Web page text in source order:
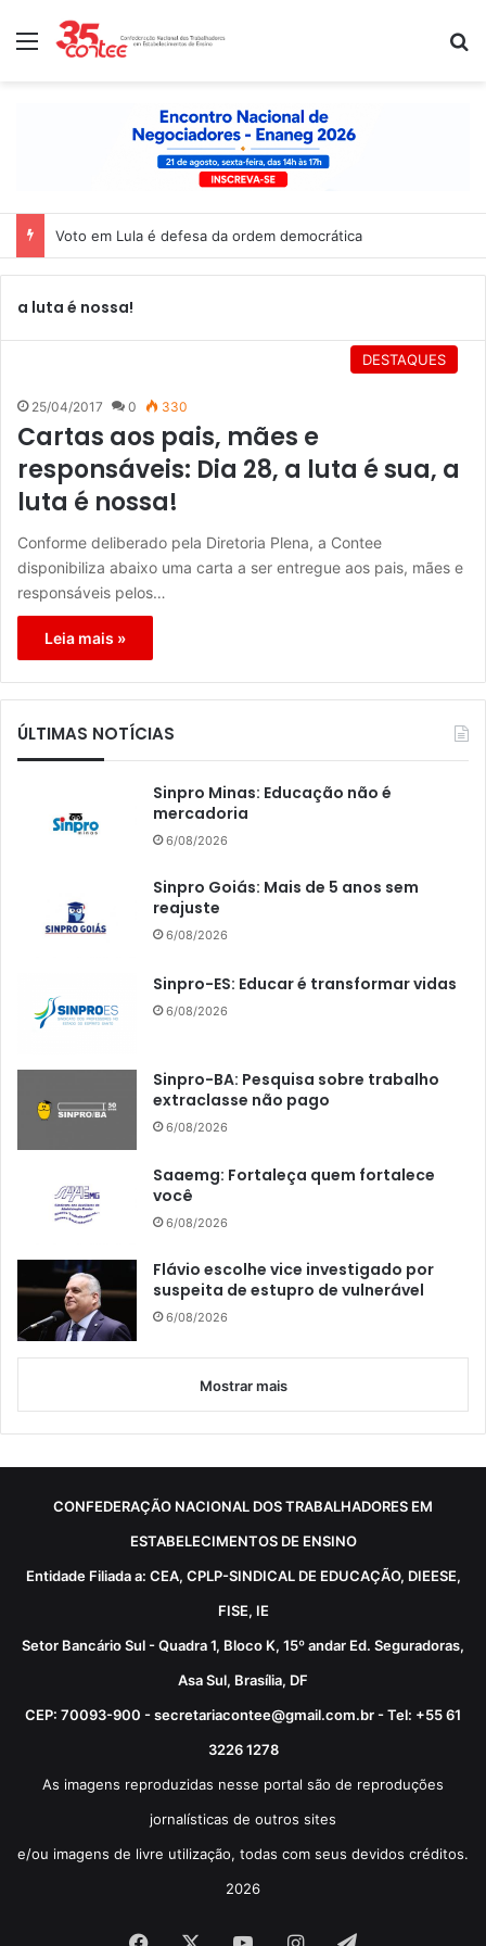
Menu
Voto em Lula é defesa da ordem democrática
a luta é nossa!
DESTAQUES
25/04/2017 0 330
Cartas aos pais, mães e
responsáveis: Dia 28, a luta é sua, a
luta é nossa!
Conforme deliberado pela Diretoria Plena, a Contee
disponibiliza abaixo uma carta a ser entregue aos pais, mães e
responsáveis pelos…
Leia mais »
ÚLTIMAS NOTÍCIAS
Sinpro Minas: Educação não é
mercadoria
6/08/2026
Sinpro Goiás: Mais de 5 anos sem
reajuste
6/08/2026
Sinpro-ES: Educar é transformar vidas
6/08/2026
Sinpro-BA: Pesquisa sobre trabalho
extraclasse não pago
6/08/2026
Saaemg: Fortaleça quem fortalece
você
6/08/2026
Flávio escolhe vice investigado por
suspeita de estupro de vulnerável
6/08/2026
Mostrar mais
CONFEDERAÇÃO NACIONAL DOS TRABALHADORES EM
ESTABELECIMENTOS DE ENSINO
Entidade Filiada a: CEA, CPLP-SINDICAL DE EDUCAÇÃO, DIEESE,
FISE, IE
Setor Bancário Sul - Quadra 1, Bloco K, 15º andar Ed. Seguradoras,
Asa Sul, Brasília, DF
CEP: 70093-900 - secretariacontee@gmail.com.br - Tel: +55 61
3226 1278
As imagens reproduzidas nesse portal são de reproduções
jornalísticas de outros sites
e/ou imagens de livre utilização, todas com seus devidos créditos.
2026